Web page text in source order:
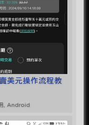
美元操作流程教
, Android